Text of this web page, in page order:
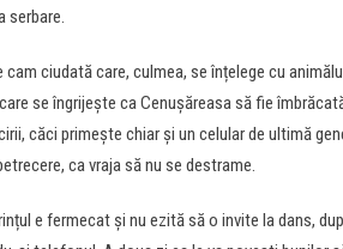
serbare.
ciudată care, culmea, se înțelege cu
se îngrijește ca Cenușăreasa să fie
căci primește chiar și un celular de ultimă
ca vraja să nu se destrame.
e fermecat și nu ezită să o invite la dans,